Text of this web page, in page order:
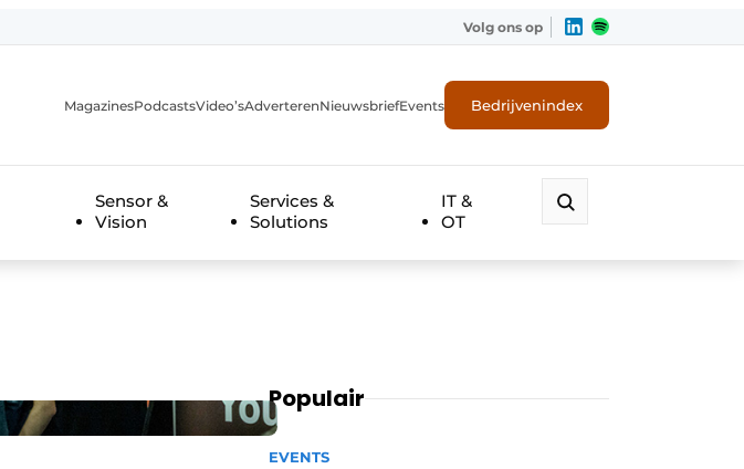
Volg ons op
MagazinesPodcastsVideo’sAdverterenNieuwsbriefEvents Bedrijvenindex
Sensor &
Vision
Services &
Solutions
IT &
OT
Populair
EVENTS